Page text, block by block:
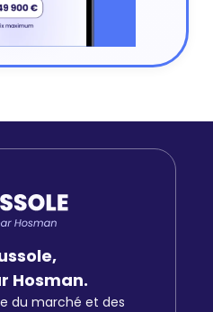
Hosman.
du marché et des